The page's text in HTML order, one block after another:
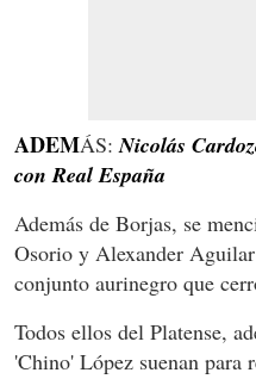
ADEMÁS: Nicolás
con Real España
Además de Borjas, se
Osorio y Alexander
conjunto aurinegro que
Todos ellos del Platense,
'Chino' López suenan para